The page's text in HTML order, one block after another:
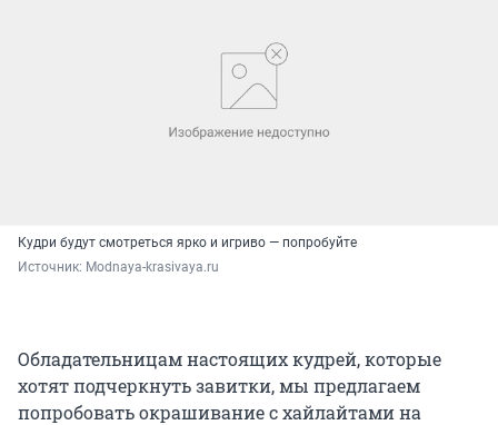
Кудри будут смотреться ярко и игриво — попробуйте
Источник: Мodnaya-krasivaya.ru
Обладательницам настоящих кудрей, которые
хотят подчеркнуть завитки, мы предлагаем
попробовать окрашивание с хайлайтами на